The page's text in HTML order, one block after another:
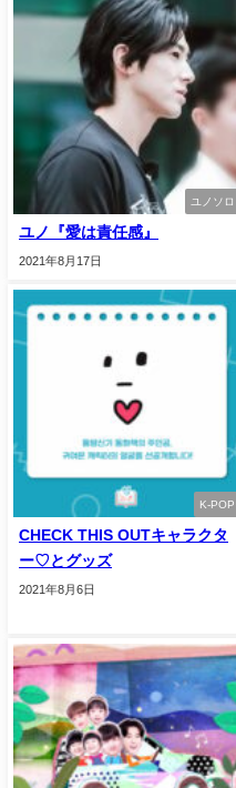
ユノソロ
ユノ『愛は責任感』
2021年8月17日
K-POP
CHECK THIS OUTキャラクタ
ー♡とグッズ
2021年8月6日